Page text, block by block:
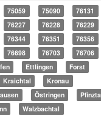
75059 75090
76131
76227 76228
76229
76344 76351
76356
76698 76703
76706
Ettlingen
Forst
Kraichtal
Kronau
Östringen
Walzbachtal